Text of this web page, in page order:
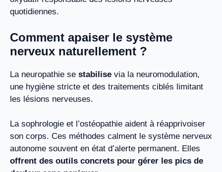
quotidiennes.
Comment apaiser le système
nerveux naturellement ?
La neuropathie se stabilise via la neuromodulation,
une hygiène stricte et des traitements ciblés limitant
les lésions nerveuses.
La sophrologie et l’ostéopathie aident à réapprivoiser
son corps. Ces méthodes calment le système nerveux
autonome souvent en état d’alerte permanent. Elles
offrent des outils concrets pour gérer les pics de